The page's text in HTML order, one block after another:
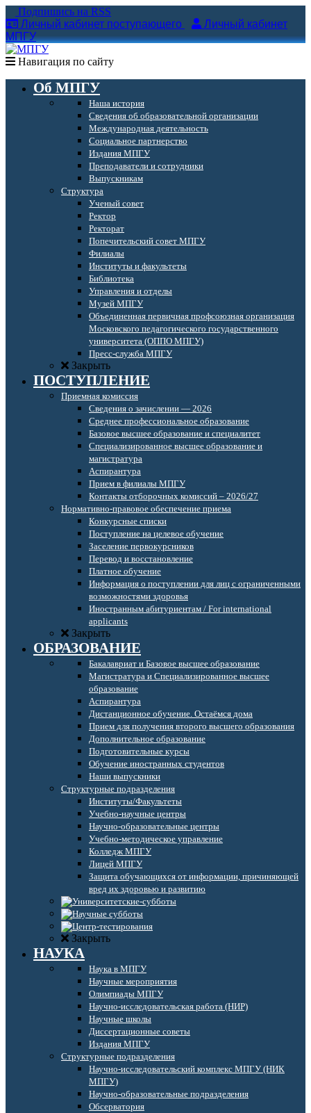
Подпишись на RSS
Личный кабинет поступающего
Личный кабинет
МПГУ
Навигация по сайту
Об МПГУ
Наша история
Сведения об образовательной организации
Международная деятельность
Социальное партнерство
Издания МПГУ
Преподаватели и сотрудники
Выпускникам
Структура
Ученый совет
Ректор
Ректорат
Попечительский совет МПГУ
Филиалы
Институты и факультеты
Библиотека
Управления и отделы
Музей МПГУ
Объединенная первичная профсоюзная организация
Московского педагогического государственного
университета (ОППО МПГУ)
Пресс-служба МПГУ
Закрыть
ПОСТУПЛЕНИЕ
Приемная комиссия
Сведения о зачислении — 2026
Среднее профессиональное образование
Базовое высшее образование и специалитет
Специализированное высшее образование и
магистратура
Аспирантура
Прием в филиалы МПГУ
Контакты отборочных комиссий – 2026/27
Нормативно-правовое обеспечение приема
Конкурсные списки
Поступление на целевое обучение
Заселение первокурсников
Перевод и восстановление
Платное обучение
Информация о поступлении для лиц с ограниченными
возможностями здоровья
Иностранным абитуриентам / For international
applicants
Закрыть
ОБРАЗОВАНИЕ
Бакалавриат и Базовое высшее образование
Магистратура и Специализированное высшее
образование
Аспирантура
Дистанционное обучение. Остаёмся дома
Прием для получения второго высшего образования
Дополнительное образование
Подготовительные курсы
Обучение иностранных студентов
Наши выпускники
Структурные подразделения
Институты/Факультеты
Учебно-научные центры
Научно-образовательные центры
Учебно-методическое управление
Колледж МПГУ
Лицей МПГУ
Защита обучающихся от информации, причиняющей
вред их здоровью и развитию
Закрыть
НАУКА
Наука в МПГУ
Научные мероприятия
Олимпиады МПГУ
Научно-исследовательская работа (НИР)
Научные школы
Диссертационные советы
Издания МПГУ
Структурные подразделения
Научно-исследовательский комплекс МПГУ (НИК
МПГУ)
Научно-образовательные подразделения
Обсерватория